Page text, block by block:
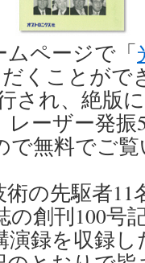
ページで「
だくことがで
され、絶版
ーザー発
で無料でご
の先駆者11
の創刊100号
演録を収録